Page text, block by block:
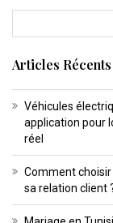
Articles Récents
Véhicules
application pour
réel
Comment choisir
sa relation client